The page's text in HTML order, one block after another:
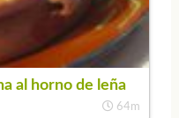
al horno de leña
64m